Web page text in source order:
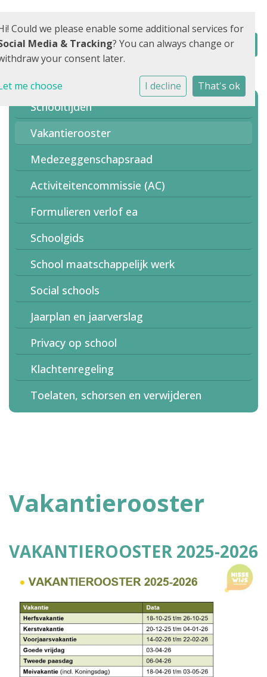
Schooltijden
Vakantierooster
Medezeggenschapsraad
Activiteitencommissie (AC)
Formulieren verlof ea
Schoolgids
School maatschappelijk werk
Social schools
Jaarplan en jaarverslag
Privacy op school
Klachtenregeling
Toelaten, schorsen en verwijderen
Vakantierooster
VAKANTIEROOSTER 2025-2026
Could we please enable some additional services for
Media & Tracking? You can always change or
your consent later.
me choose I decline That's ok